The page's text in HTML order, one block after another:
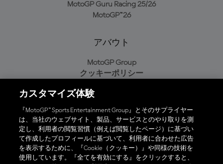
MotoGP Guru Racing 25/26
MotoGP™26
アバウト
MotoGP Group
クッキーポリシー
プライバシーポリシー
購入ポリシー
オフィシャルアプリ
カスタマイズ体験
『MotoGP™ Sports Entertainment Group』とそのサプライヤー
は、当社のウェブサイト、製品、サービスとのやり取りを測
定し、利用者の閲覧習慣（例えば閲覧したページ）に基づい
て作成したプロフィールに基づいて、利用者に合わせた広告
を表示するために、『Cookie（クッキー）』や同様の技術を
使用しています。『全てを有効にする』をクリックすると、